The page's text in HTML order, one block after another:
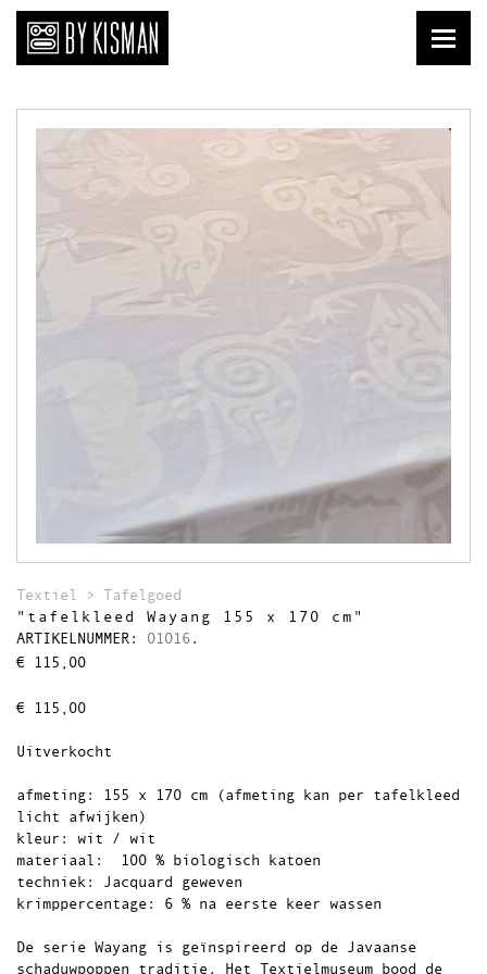
Liefde van nu
Prenten
Publicaties
Briefkaarten
Download
Textiel
Uitverkocht
Textiel >
Tafelgoed
"tafelkleed Wayang 155 x 170 cm"
ARTIKELNUMMER: 01016 .
€ 115,00
€ 115,00
Uitverkocht
afmeting: 155 x 170 cm (afmeting kan per tafelkleed
licht afwijken)
kleur: wit / wit
materiaal: 100 % biologisch katoen
techniek: Jacquard geweven
krimppercentage: 6 % na eerste keer wassen
De serie Wayang is geïnspireerd op de Javaanse
schaduwpoppen traditie. Het Textielmuseum bood de